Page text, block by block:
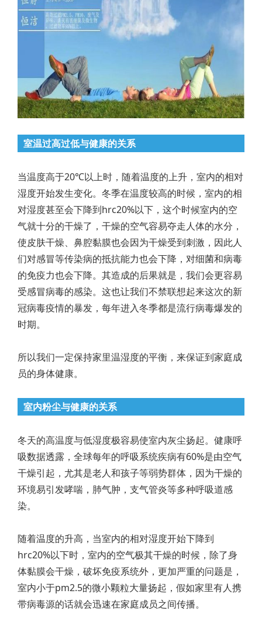
室温过高过低与健康的关系
当温度高于20℃以上时，随着温度的上升，室内的相对
湿度开始发生变化。冬季在温度较高的时候，室内的相
对湿度甚至会下降到hrc20%以下，这个时候室内的空
气就十分的干燥了，干燥的空气容易夺走人体的水分，
使皮肤干燥、鼻腔黏膜也会因为干燥受到刺激，因此人
们对感冒等传染病的抵抗能力也会下降，对细菌和病毒
的免疫力也会下降。其造成的后果就是，我们会更容易
受感冒病毒的感染。这也让我们不禁联想起来这次的新
冠病毒疫情的暴发，每年进入冬季都是流行病毒爆发的
时期。
所以我们一定保持家里温湿度的平衡，来保证到家庭成
员的身体健康。
室内粉尘与健康的关系
冬天的高温度与低湿度极容易使室内灰尘扬起。健康呼
吸数据透露，全球每年的呼吸系统疾病有60%是由空气
干燥引起，尤其是老人和孩子等弱势群体，因为干燥的
环境易引发哮喘，肺气肿，支气管炎等多种呼吸道感
染。
随着温度的升高，当室内的相对湿度开始下降到
hrc20%以下时，室内的空气极其干燥的时候，除了身
体黏膜会干燥，破坏免疫系统外，更加严重的问题是，
室内小于pm2.5的微小颗粒大量扬起，假如家里有人携
带病毒源的话就会迅速在家庭成员之间传播。